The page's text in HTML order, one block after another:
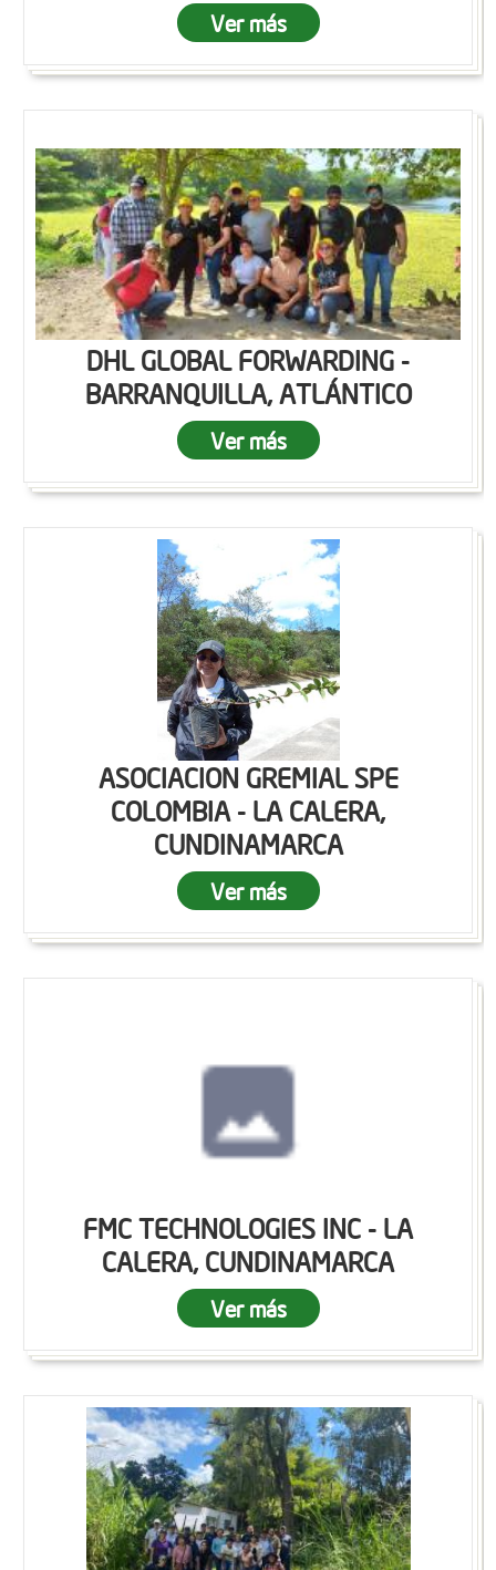
Ver más
DHL GLOBAL FORWARDING -
BARRANQUILLA, ATLÁNTICO
Ver más
ASOCIACION GREMIAL SPE
COLOMBIA - LA CALERA,
CUNDINAMARCA
Ver más
FMC TECHNOLOGIES INC - LA
CALERA, CUNDINAMARCA
Ver más